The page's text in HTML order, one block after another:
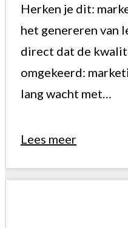
Herken je dit:
het genereren van
direct dat de
omgekeerd:
lang wacht met…
Lees meer